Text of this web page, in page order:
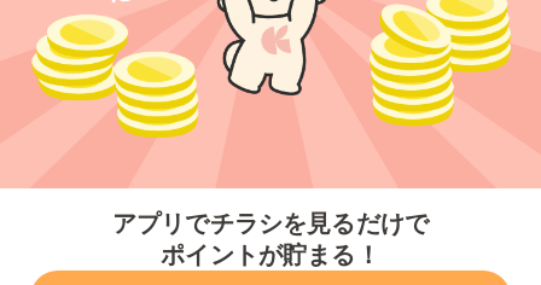
アプリでチラシを見るだけで
ポイントが貯まる！